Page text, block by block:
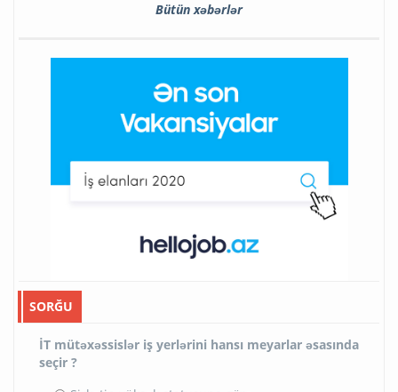
Bütün xəbərlər
SORĞU
İT mütəxəssislər iş yerlərini hansı meyarlar əsasında
seçir ?